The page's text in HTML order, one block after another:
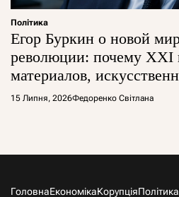
Політика
Егор Буркин о новой
революции: почему XXI
материалов,
глобальной борьбы за
15 Липня, 2026Федоренко Світлана
ГоловнаЕкономікаКорупціяПолітика